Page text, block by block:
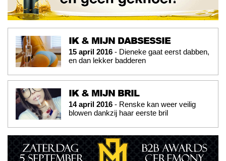
IK & MIJN DABSESSIE
15 april 2016 - Dieneke gaat eerst dabben,
en dan lekker badderen
IK & MIJN BRIL
14 april 2016 - Renske kan weer veilig
blowen dankzij haar eerste bril